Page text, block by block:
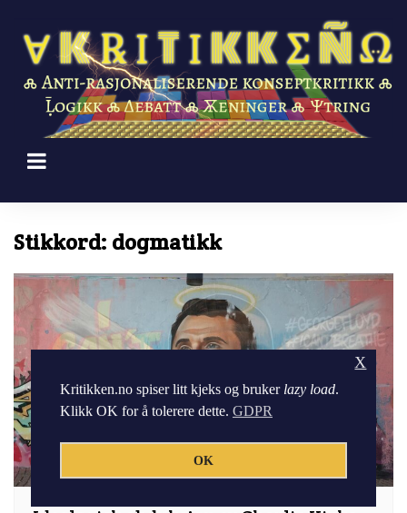
content
Stikkord: dogmatikk
Kritikken.no spiser litt kjeks og bruker lazy load.
Klikk OK for å tolerere dette. GDPR
OK
X